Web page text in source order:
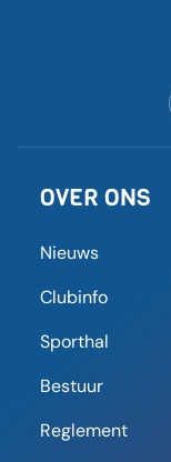
aandacht
heel België
8 september